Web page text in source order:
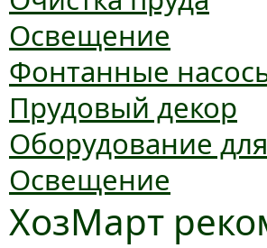
Освещение
Фонтанные
Прудовый декор
Оборудование
Освещение
ХозМарт